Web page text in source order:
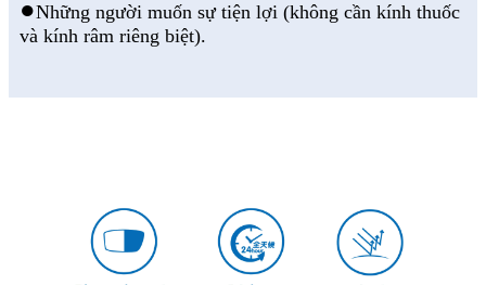
●Những người muốn sự tiện lợi (không cần kính thuốc
và kính râm riêng biệt).